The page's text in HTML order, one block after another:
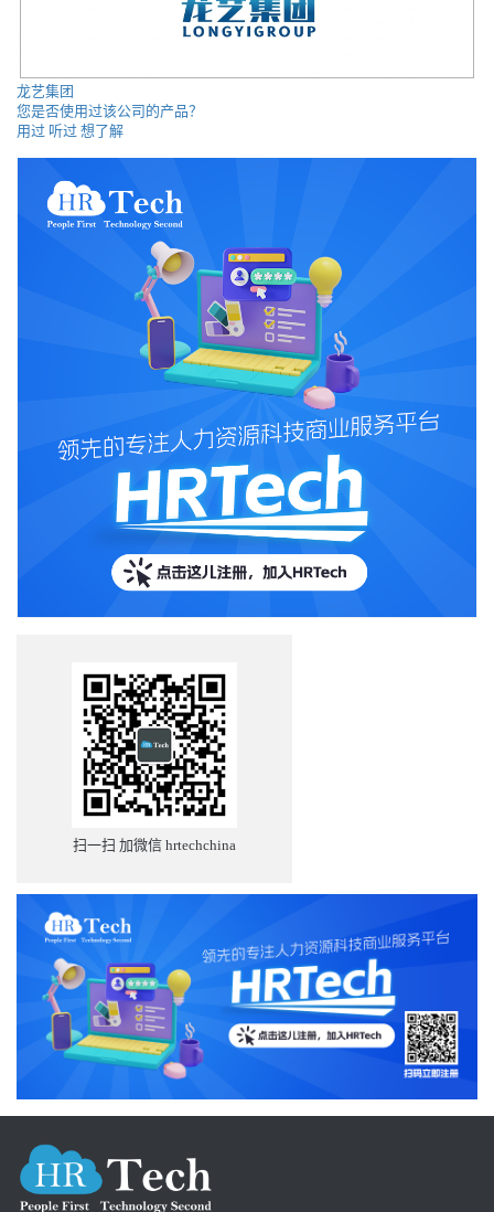
龙艺集团
您是否使用过该公司的产品？
用过 听过 想了解
扫一扫 加微信 hrtechchina